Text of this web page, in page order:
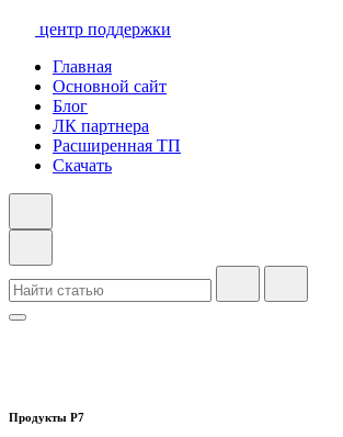
центр поддержки
Главная
Основной сайт
Блог
ЛК партнера
Расширенная ТП
Скачать
Продукты Р7